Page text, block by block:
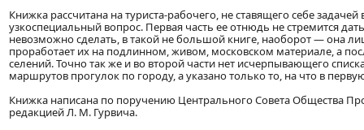
Книжка рассчитана на туриста-рабочего, не ставящего себе
узкоспециальный вопрос. Первая часть ее отнюдь не стремится
невозможно сделать, в такой не большой книге, наоборот — она
проработает их на подлинном, живом, московском материале, а
селений. Точно так же и во второй части нет исчерпывающего
маршрутов прогулок по городу, а указано только то, на что в
Книжка написана по поручению Центрального Совета Общества
редакцией Л. М. Гурвича.